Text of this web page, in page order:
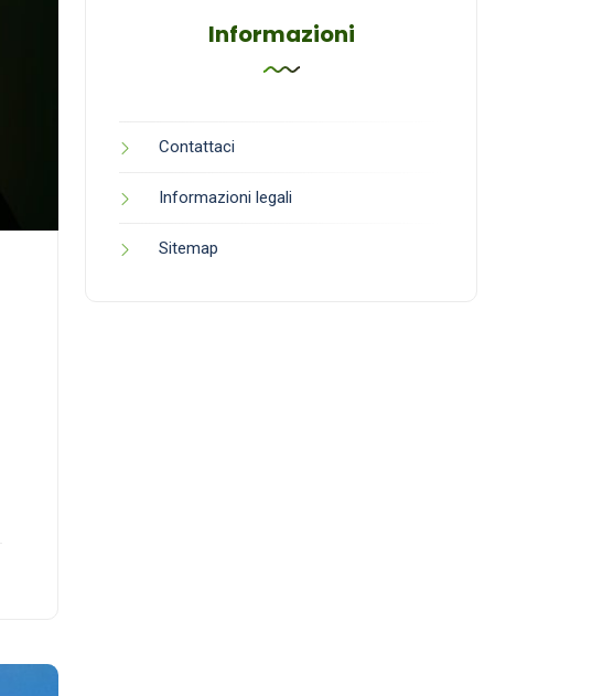
Informazioni
Contattaci
Informazioni legali
Sitemap